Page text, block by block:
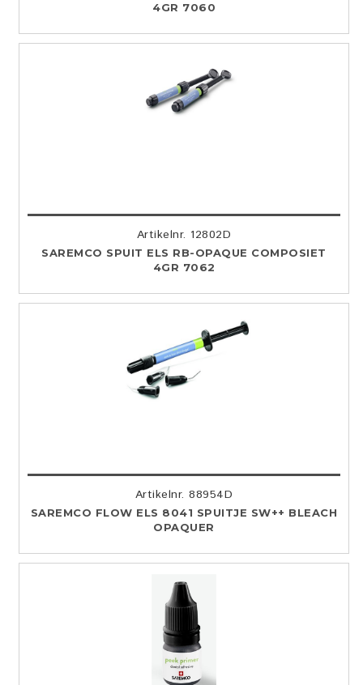
4GR 7060
Artikelnr. 12802D
SAREMCO SPUIT ELS RB-OPAQUE COMPOSIET
4GR 7062
Artikelnr. 88954D
SAREMCO FLOW ELS 8041 SPUITJE SW++ BLEACH
OPAQUER